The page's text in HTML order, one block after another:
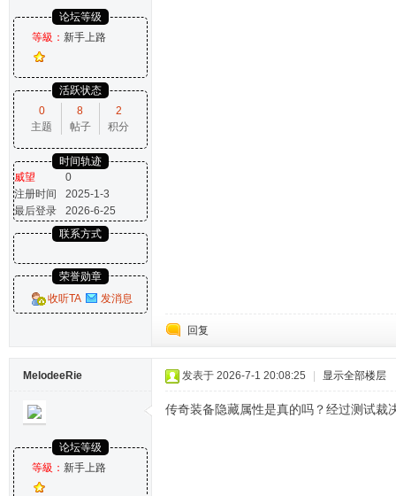
论坛等级
等級： 新手上路
活跃状态
0
主题
8
帖子
2
积分
时间轨迹
威望
0
注册时间
2025-1-3
最后登录
2026-6-25
联系方式
荣誉勋章
收听TA
发消息
回复
MelodeeRie
论坛等级
等級： 新手上路
发表于 2026-7-1 20:08:25 显示全部楼层
传奇装备隐藏属性是真的吗？经过测试裁